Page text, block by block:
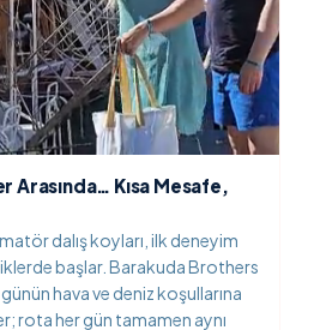
Arasında… Kısa Mesafe,
dalış koyları, ilk deneyim
başlar. Barakuda Brothers
hava ve deniz koşullarına
rota her gün tamamen aynı